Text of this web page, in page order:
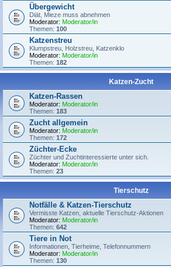
Übergewicht
Diät, Mieze muss abnehmen
Moderator: Moderator/in
Themen: 100
Katzenstreu
Klumpstreu, Holzstreu, Katzenklo
Moderator: Moderator/in
Themen: 182
Katzen-Zucht
Katzen-Rassen
Moderator: Moderator/in
Themen: 183
Zucht allgemein
Moderator: Moderator/in
Themen: 172
Züchter-Ecke
Züchter und Zuchtinteressierte unter sich.
Moderator: Moderator/in
Themen: 23
Tierschutz
Notfälle & Katzen-Tierschutz
Vermisste Katzen, aktuelle Tierschutz-Aktionen
Moderator: Moderator/in
Themen: 642
Tiere in Not
Informationen, Tierheime, Telefonnummern
Moderator: Moderator/in
Themen: 130